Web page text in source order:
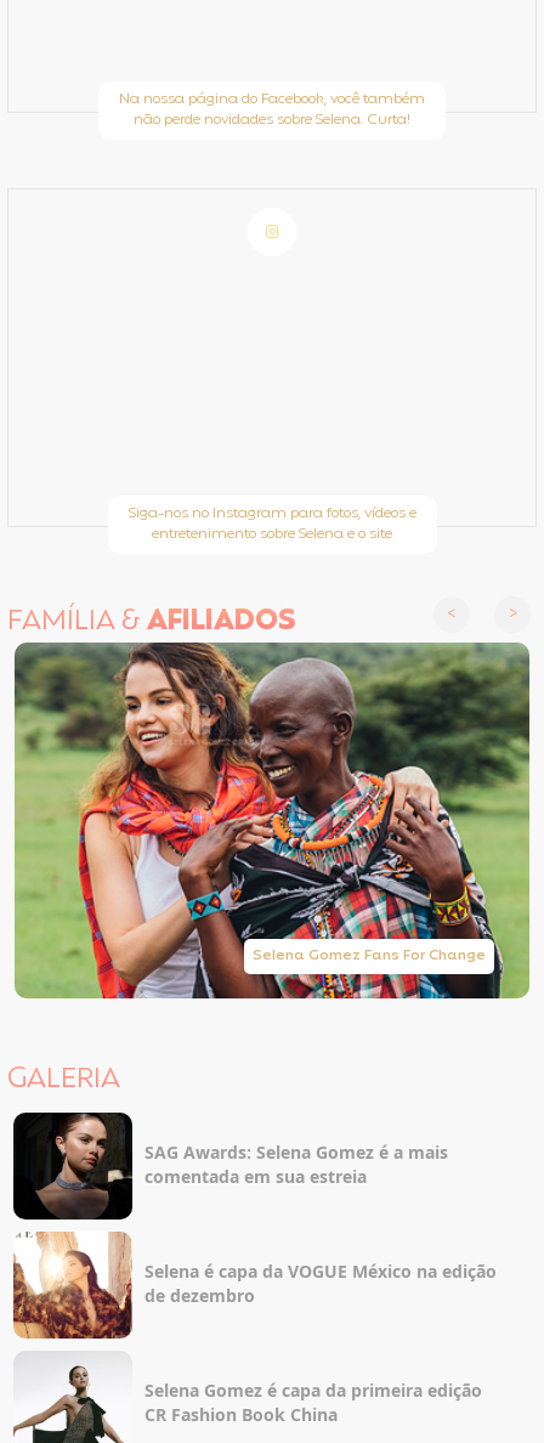
Na nossa página do Facebook, você também
não perde novidades sobre Selena. Curta!
Siga-nos no Instagram para fotos, vídeos e
entretenimento sobre Selena e o site
FAMÍLIA &AFILIADOS
Selena Gomez Fans For Change
GALERIA
SAG Awards: Selena Gomez é a mais
comentada em sua estreia
Selena é capa da VOGUE México na edição
de dezembro
Selena Gomez é capa da primeira edição
CR Fashion Book China